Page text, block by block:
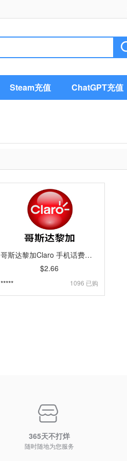
Steam充值 ChatGPT充值
哥斯达黎加Claro 手机话费流量充值 [自动发货]
$2.66
*****
1096 已购
365天不打烊
随时随地为您服务